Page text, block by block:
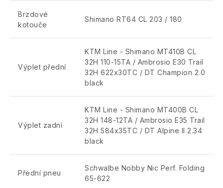
Brzdové
kotouče
Shimano RT64 CL 203 / 180
Výplet přední
KTM Line - Shimano MT410B CL
32H 110-15TA / Ambrosio E30 Trail
32H 622x30TC / DT Champion 2.0
black
Výplet zadní
KTM Line - Shimano MT400B CL
32H 148-12TA / Ambrosio E35 Trail
32H 584x35TC / DT Alpine II 2.34
black
Přední pneu
Schwalbe Nobby Nic Perf. Folding
65-622